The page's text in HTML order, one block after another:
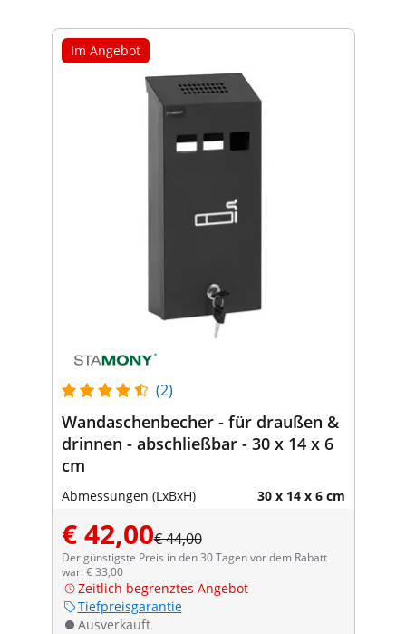
Im Angebot
(2)
Wandaschenbecher - für draußen &
drinnen - abschließbar - 30 x 14 x 6
cm
Abmessungen (LxBxH) 30 x 14 x 6 cm
€ 42,00€ 44,00
Der günstigste Preis in den 30 Tagen vor dem Rabatt
war: € 33,00
Zeitlich begrenztes Angebot
Tiefpreisgarantie
Ausverkauft